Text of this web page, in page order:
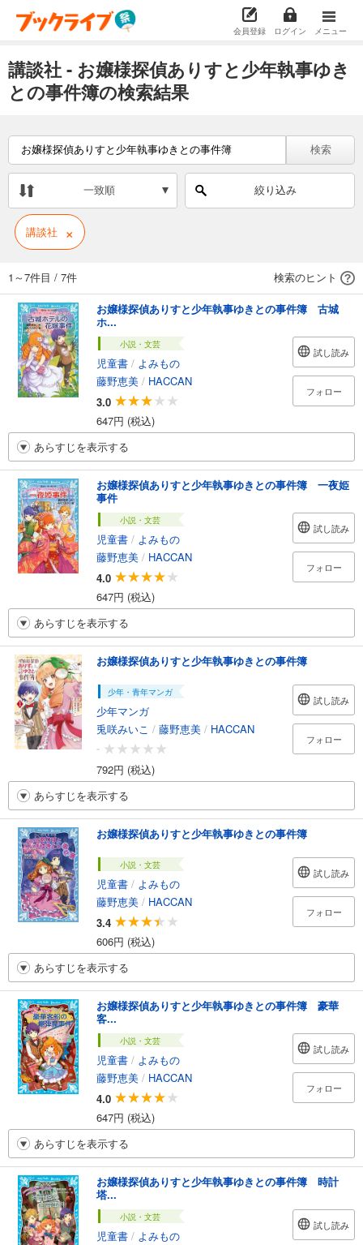
会員登録 ログイン メニュー
講談社 - お嬢様探偵ありすと少年執事ゆき
との事件簿の検索結果
検索
一致順 絞り込み
講談社 ×
1～7件目 / 7件 検索のヒント
お嬢様探偵ありすと少年執事ゆきとの事件簿 古城
ホ...
小説・文芸
児童書 / よみもの
藤野恵美 / HACCAN
3.0
647円 (税込)
試し読み
フォロー
あらすじを表示する
お嬢様探偵ありすと少年執事ゆきとの事件簿 一夜姫
事件
小説・文芸
児童書 / よみもの
藤野恵美 / HACCAN
4.0
647円 (税込)
試し読み
フォロー
あらすじを表示する
お嬢様探偵ありすと少年執事ゆきとの事件簿
少年・青年マンガ
少年マンガ
兎咲みいこ / 藤野恵美 / HACCAN
-
792円 (税込)
試し読み
フォロー
あらすじを表示する
お嬢様探偵ありすと少年執事ゆきとの事件簿
小説・文芸
児童書 / よみもの
藤野恵美 / HACCAN
3.4
606円 (税込)
試し読み
フォロー
あらすじを表示する
お嬢様探偵ありすと少年執事ゆきとの事件簿 豪華
客...
小説・文芸
児童書 / よみもの
藤野恵美 / HACCAN
4.0
647円 (税込)
試し読み
フォロー
あらすじを表示する
お嬢様探偵ありすと少年執事ゆきとの事件簿 時計
塔...
小説・文芸
児童書 / よみもの
試し読み